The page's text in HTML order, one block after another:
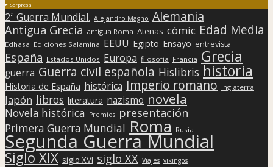
Sorpresa
2ª Guerra Mundial. Alejandro Magno Alemania
Antigua Grecia antigua Roma Atenas cómic Edad Media
Edhasa Ediciones Salamina EEUU Egipto Ensayo entrevista
España Estados Unidos Europa filosofía Francia Grecia
guerra Guerra civil española Hislibris historia
Historia de España histórica Imperio romano Inglaterra
Japón libros literatura nazismo novela
Novela histórica Premios presentación
Primera Guerra Mundial Roma Rusia
Segunda Guerra Mundial
Siglo XIX siglo XVI siglo XX Viajes vikingos